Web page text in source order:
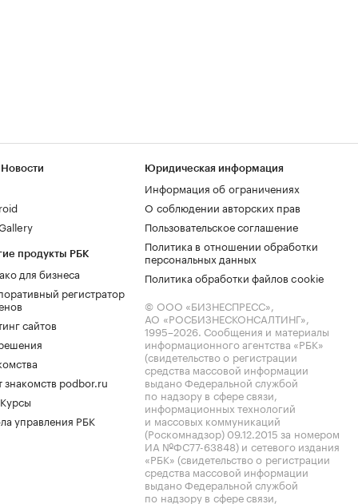
продукты РБК
для бизнеса
регистратор
сайтов
знакомств podbor.ru
управления РБК
Юридическая информация
Информация об ограничениях
О соблюдении авторских прав
Пользовательское соглашение
Политика в отношении обработки
персональных данных
Политика обработки файлов cookie
© ООО «БИЗНЕСПРЕСС»,
АО «РОСБИЗНЕСКОНСАЛТИНГ»,
1995–2026. Сообщения и материалы
информационного агентства «РБК»
(свидетельство о регистрации
средства массовой информации
выдано Федеральной службой
по надзору в сфере связи,
информационных технологий
и массовых коммуникаций
(Роскомнадзор) 09.12.2015 за номером
ИА №ФС77-63848) и сетевого издания
«РБК» (свидетельство о регистрации
средства массовой информации
выдано Федеральной службой
по надзору в сфере связи,